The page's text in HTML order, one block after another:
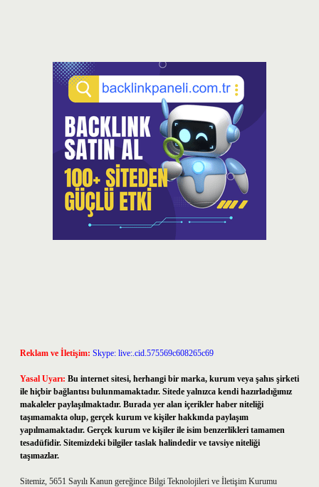
Reklam ve İletişim: Skype: live:.cid.575569c608265c69
Yasal Uyarı: Bu internet sitesi, herhangi bir marka, kurum veya şahıs şirketi
ile hiçbir bağlantısı bulunmamaktadır. Sitede yalnızca kendi hazırladığımız
makaleler paylaşılmaktadır. Burada yer alan içerikler haber niteliği
taşımamakta olup, gerçek kurum ve kişiler hakkında paylaşım
yapılmamaktadır. Gerçek kurum ve kişiler ile isim benzerlikleri tamamen
tesadüfidir. Sitemizdeki bilgiler taslak halindedir ve tavsiye niteliği
taşımazlar.
Sitemiz, 5651 Sayılı Kanun gereğince Bilgi Teknolojileri ve İletişim Kurumu